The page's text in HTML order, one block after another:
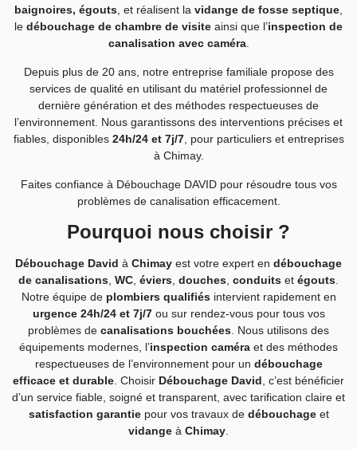
baignoires, égouts , et réalisent la vidange de fosse septique
le débouchage de chambre de visite ainsi que l’inspection de
canalisation avec caméra.
Depuis plus de 20 ans, notre entreprise familiale propose des
services de qualité en utilisant du matériel professionnel de
dernière génération et des méthodes respectueuses de
l’environnement. Nous garantissons des interventions précises et
fiables, disponibles 24h/24 et 7j/7, pour particuliers et entreprises
à Chimay.
Faites confiance à Débouchage DAVID pour résoudre tous vos
problèmes de canalisation efficacement.
Pourquoi nous choisir ?
Débouchage David à Chimay est votre expert en débouchage
de canalisations WC éviers douches conduits et égouts
Notre équipe de plombiers qualifiésintervient rapidement en
urgence 24h/24 et 7j/7ou sur rendez-vous pour tous vos
problèmes de canalisations bouchées . Nous utilisons des
équipements modernes, l’inspection caméra et des méthodes
respectueuses de l’environnement pour un débouchage
efficace et durable . Choisir Débouchage David , c’est bénéficier
d’un service fiable, soigné et transparent, avec tarification claire et
satisfaction garantiepour vos travaux de débouchageet
vidange à Chimay